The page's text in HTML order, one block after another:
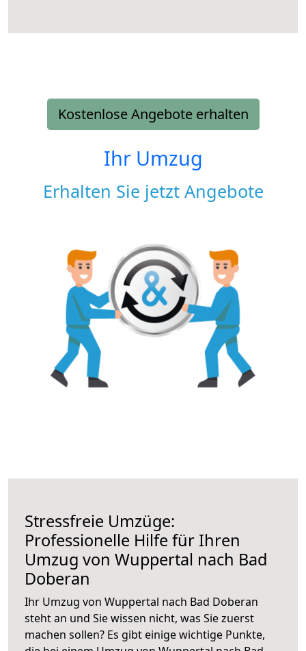
Kostenlose Angebote erhalten
Ihr Umzug
Erhalten Sie jetzt Angebote
Stressfreie Umzüge:
Professionelle Hilfe für Ihren
Umzug von Wuppertal nach Bad
Doberan
Ihr Umzug von Wuppertal nach Bad Doberan
steht an und Sie wissen nicht, was Sie zuerst
machen sollen? Es gibt einige wichtige Punkte,